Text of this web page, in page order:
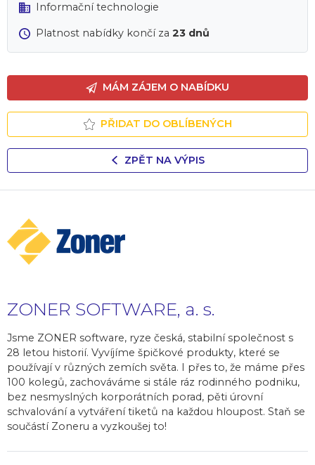
Informační technologie
Platnost nabídky končí za 23 dnů
MÁM ZÁJEM O NABÍDKU
PŘIDAT DO OBLÍBENÝCH
ZPĚT NA VÝPIS
ZONER SOFTWARE, a. s.
Jsme ZONER software, ryze česká, stabilní společnost s
28 letou historií. Vyvíjíme špičkové produkty, které se
používají v různých zemích světa. I přes to, že máme přes
100 kolegů, zachováváme si stále ráz rodinného podniku,
bez nesmyslných korporátních porad, pěti úrovní
schvalování a vytváření tiketů na každou hloupost. Staň se
součástí Zoneru a vyzkoušej to!